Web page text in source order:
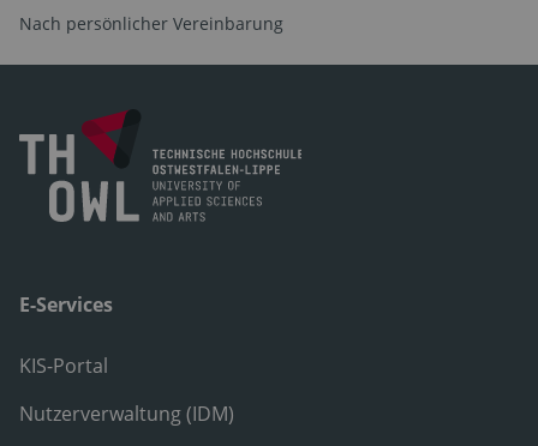
Nach persönlicher Vereinbarung
E-Services
KIS-Portal
Nutzerverwaltung (IDM)